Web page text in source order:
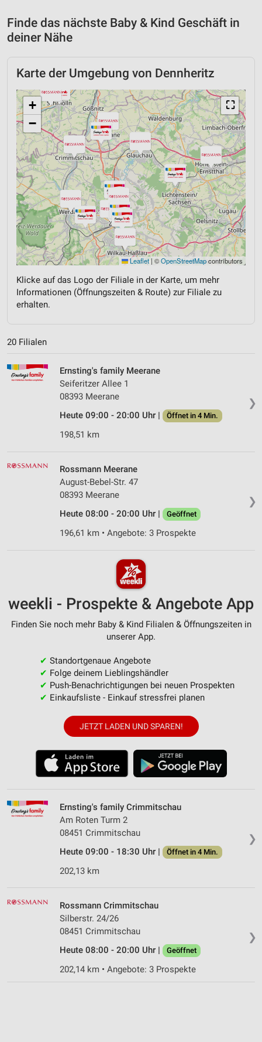
Finde das nächste Baby & Kind Geschäft in
deiner Nähe
Karte der Umgebung von Dennheritz
⛶
+
−
Leaflet | ©OpenStreetMapcontributors
Klicke auf das Logo der Filiale in der Karte, um mehr
Informationen (Öffnungszeiten & Route) zur Filiale zu
erhalten.
20 Filialen
❯
Ernsting's family Meerane
Seiferitzer Allee 1
08393 Meerane
Heute 09:00 - 20:00 Uhr |
Öffnet in 4 Min.
198,51 km
❯
Rossmann Meerane
August-Bebel-Str. 47
08393 Meerane
Heute 08:00 - 20:00 Uhr |
Geöffnet
196,61 km • Angebote: 3 Prospekte
weekli - Prospekte & Angebote App
Finden Sie noch mehr Baby & Kind Filialen & Öffnungszeiten in
unserer App.
✔ Standortgenaue Angebote
✔ Folge deinem Lieblingshändler
✔ Push-Benachrichtigungen bei neuen Prospekten
✔ Einkaufsliste - Einkauf stressfrei planen
JETZT LADEN UND SPAREN!
❯
Ernsting's family Crimmitschau
Am Roten Turm 2
08451 Crimmitschau
Heute 09:00 - 18:30 Uhr |
Öffnet in 4 Min.
202,13 km
❯
Rossmann Crimmitschau
Silberstr. 24/26
08451 Crimmitschau
Heute 08:00 - 20:00 Uhr |
Geöffnet
202,14 km • Angebote: 3 Prospekte